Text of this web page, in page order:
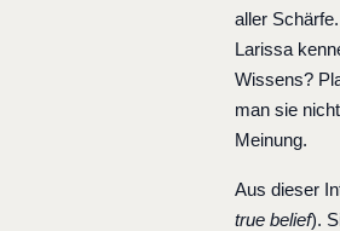
aller
Larissa
Wissens?
man sie
Meinung.
Aus dieser
true belief).